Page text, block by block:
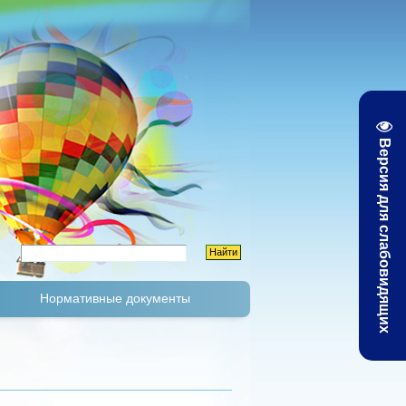
Версия для слабовидящих
Нормативные документы